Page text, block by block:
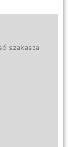
szakasza